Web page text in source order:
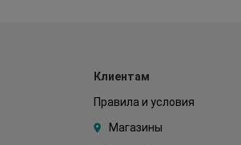
Клиентам
Правила и условия
Магазины